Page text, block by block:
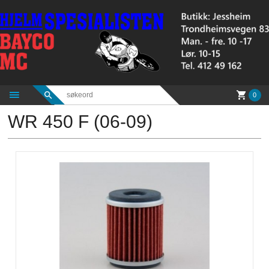
til
innholdet
0
WR 450 F (06-09)